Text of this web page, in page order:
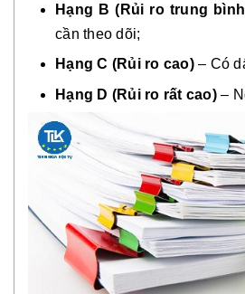
Hạng B (Rủi ro trung
cần theo dõi;
Hạng C (Rủi ro cao)– Có
Hạng D (Rủi ro rất cao)–